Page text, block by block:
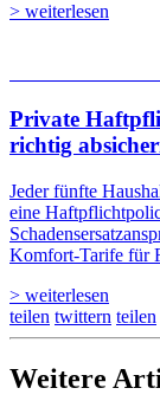
> weiterlesen
Private
richtig
Jeder fünfte
eine
Komfort-Tarife für
> weiterlesen
teilen twittern teilen
Weitere